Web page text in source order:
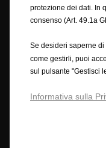
Opel utilizzerà ogni
comunque, di apportare
preavviso, su prezzi,
disponibilità. Le
attrezzature possono
protezione dei dati. In
consenso (Art. 49.1a
Se desideri saperne
come gestirli, puoi
sul pulsante "Gestisci
Informativa sulla